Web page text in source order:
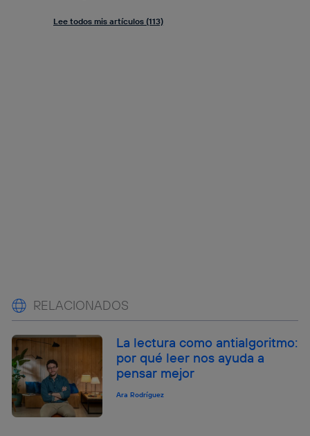
Lee todos mis artículos (113)
RELACIONADOS
La lectura como antialgoritmo:
por qué leer nos ayuda a
pensar mejor
Ara Rodríguez